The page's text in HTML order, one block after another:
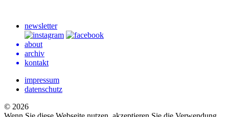
newsletter
about
archiv
kontakt
impressum
datenschutz
© 2026